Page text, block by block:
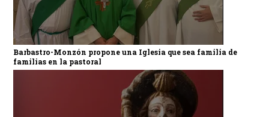
Barbastro-Monzón propone una Iglesia que sea familia de
familias en la pastoral